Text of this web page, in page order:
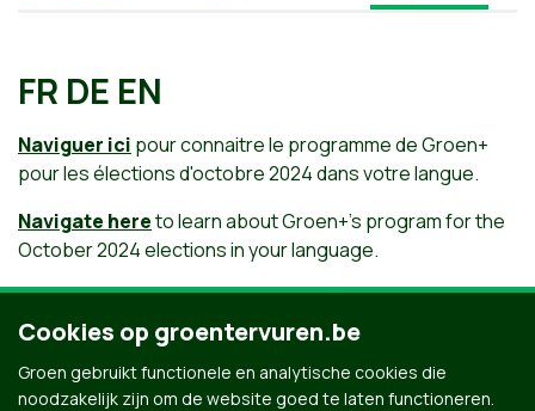
FR DE EN
Naviguer ici pour connaitre le programme de Groen+
pour les élections d'octobre 2024 dans votre langue.
Navigate hereto learn about Groen+'s program for the
October 2024 elections in your language.
Hier navigieren, um das Programm von Groen+ für die
Wahlen im Oktober 2024 in Ihrer Sprache
kennenzulernen.
Cookies op groentervuren.be
Groen gebruikt functionele en analytische cookies die
noodzakelijk zijn om de website goed te laten functioneren.